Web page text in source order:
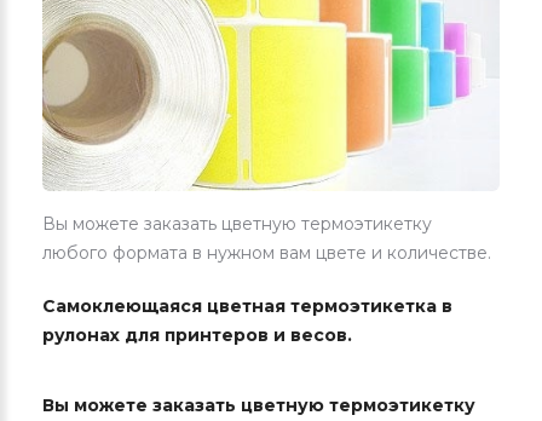
Вы можете заказать цветную термоэтикетку
любого формата в нужном вам цвете и количестве.
Самоклеющаяся цветная термоэтикетка в
рулонах для принтеров и весов.
Вы можете заказать цветную термоэтикетку